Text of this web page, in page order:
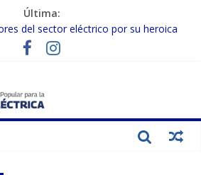
Última:
del sector eléctrico por su heroica
del 24-J
acciones con el sector privado para
rehabilitación en instalaciones del SEN
plan preventivo para fortalecer el SEN